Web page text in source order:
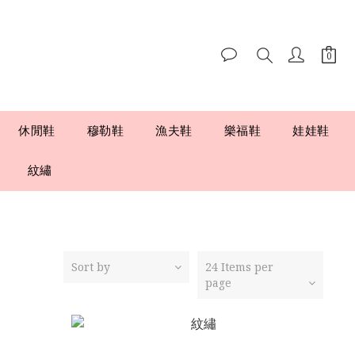
休閒鞋 穆勒鞋 漁夫鞋 樂福鞋 娃娃鞋
紋繡
Sort by
24 Items per
page